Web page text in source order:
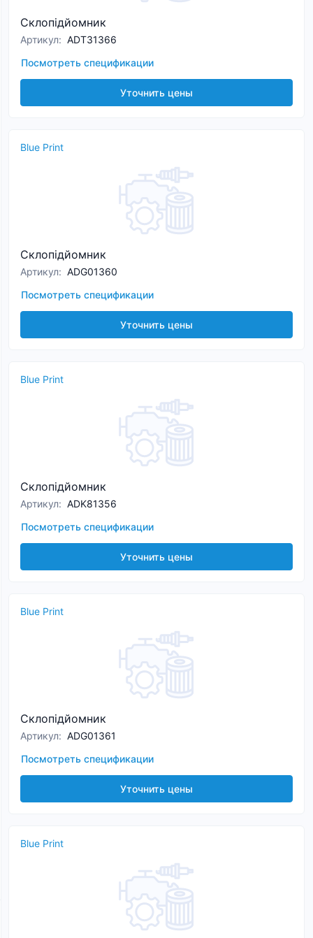
Склопідйомник
Артикул: ADT31366
Посмотреть спецификации
Уточнить цены
Blue Print
Склопідйомник
Артикул: ADG01360
Посмотреть спецификации
Уточнить цены
Blue Print
Склопідйомник
Артикул: ADK81356
Посмотреть спецификации
Уточнить цены
Blue Print
Склопідйомник
Артикул: ADG01361
Посмотреть спецификации
Уточнить цены
Blue Print